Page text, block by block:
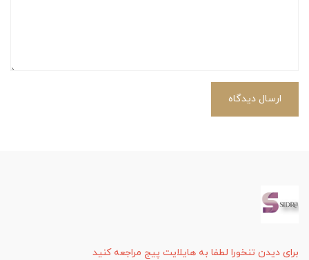
ارسال دیدگاه
برای دیدن تنخورا لطفا به هایلایت پیج مراجعه کنید